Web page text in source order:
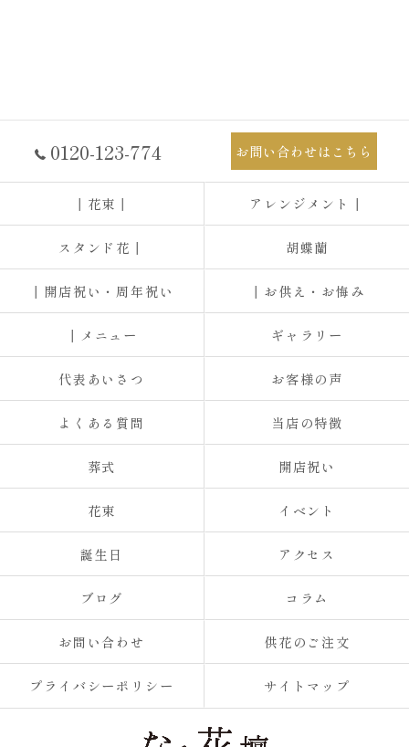
0120-123-774 お問い合わせはこちら
┃花束┃ アレンジメント┃
スタンド花┃ 胡蝶蘭
┃開店祝い・周年祝い ┃お供え・お悔み
┃メニュー ギャラリー
代表あいさつ お客様の声
よくある質問 当店の特徴
葬式 開店祝い
花束 イベント
誕生日 アクセス
ブログ コラム
お問い合わせ 供花のご注文
プライバシーポリシー サイトマップ